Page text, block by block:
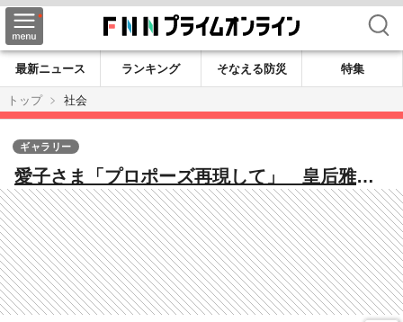
検索
最新ニュース ランキング そなえる防災
特集
トップ
社会
愛子さま「プロポーズ再現して」 皇后雅子
さま“結婚会見時のドレス”と再会 ご一家ブ
ルーリンクコーデで結婚30年記念の特別展を
ご鑑賞
ギャラリー